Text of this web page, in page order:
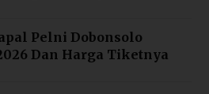
Pelni Dobonsolo
Dan Harga Tiketnya